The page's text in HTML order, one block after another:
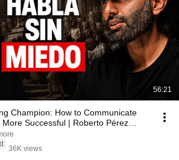
56:21
Champion: How to Communicate
More Successful | Roberto Pérez
36K views